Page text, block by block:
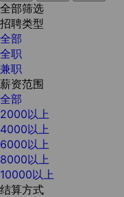
全部筛选
招聘类型
全部
全职
兼职
薪资范围
全部
2000以上
4000以上
6000以上
8000以上
10000以上
结算方式